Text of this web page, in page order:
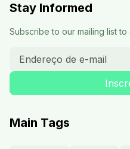
Stay Informed
Subscribe to our mailing list
Main Tags